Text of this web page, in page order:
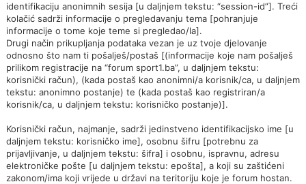
identifikaciju anonimnih sesija [u daljnjem tekstu: “session-id”]. Treći
kolačić sadrži informacije o pregledavanju tema [pohranjuje
informacije o tome koje teme si pregledao/la].
Drugi način prikupljanja podataka vezan je uz tvoje djelovanje
odnosno što nam ti pošalješ/postaš [(informacije koje nam pošalješ
prilikom registracije na “forum sport1.ba”, u daljnjem tekstu:
korisnički račun), (kada postaš kao anonimni/a korisnik/ca, u daljnjem
tekstu: anonimno postanje) te (kada postaš kao registriran/a
korisnik/ca, u daljnjem tekstu: korisničko postanje)].
Korisnički račun, najmanje, sadrži jedinstveno identifikacijsko ime [u
daljnjem tekstu: korisničko ime], osobnu šifru [potrebnu za
prijavljivanje, u daljnjem tekstu: šifra] i osobnu, ispravnu, adresu
elektroničke pošte [u daljnjem tekstu: epošta], a koji su zaštićeni
zakonom/ima koji vrijede u državi na teritoriju koje je forum hostan.